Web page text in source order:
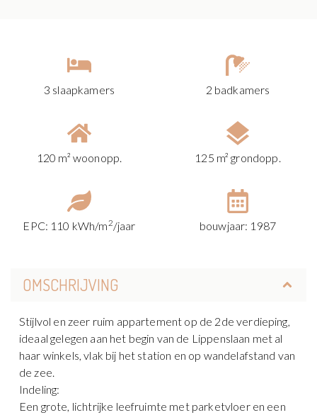
3 slaapkamers 2 badkamers
120 m² woonopp. 125 m² grondopp.
EPC: 110 kWh/m 2/jaar bouwjaar: 1987
OMSCHRIJVING
Stijlvol en zeer ruim appartement op de 2de verdieping,
ideaal gelegen aan het begin van de Lippenslaan met al
haar winkels, vlak bij het station en op wandelafstand van
de zee.
Indeling:
Een grote, lichtrijke leefruimte met parketvloer en een